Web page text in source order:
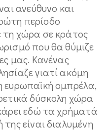
ανεύθυνο και
περίοδο
τη χώρα σε κράτος
που θα θύμιζε
μας. Κανένας
γιατί ακόμη
ευρωπαϊκή ομπρέλα,
δύσκολη χώρα
εδώ τα χρήματά
είναι διαλυμένη